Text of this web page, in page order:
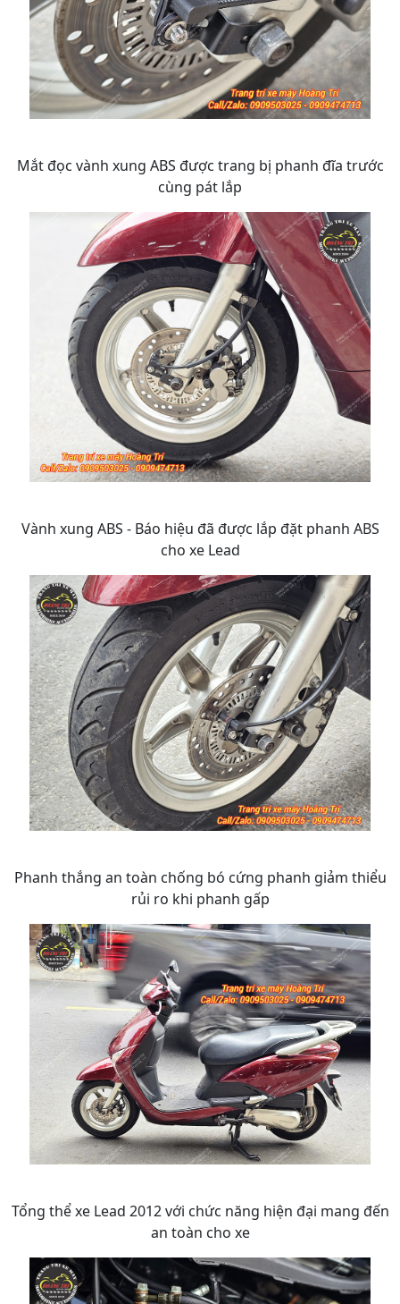
Mắt đọc vành xung ABS được trang bị phanh đĩa trước
cùng pát lắp
Vành xung ABS - Báo hiệu đã được lắp đặt phanh ABS
cho xe Lead
Phanh thắng an toàn chống bó cứng phanh giảm thiểu
rủi ro khi phanh gấp
Tổng thể xe Lead 2012 với chức năng hiện đại mang đến
an toàn cho xe